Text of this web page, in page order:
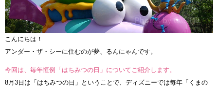
こんにちは！
アンダー・ザ・シーに住むのが夢、るんにゃんです。
今回は、毎年恒例「はちみつの日」についてご紹介します。
8月3日は「はちみつの日」ということで、ディズニーでは毎年「くまの